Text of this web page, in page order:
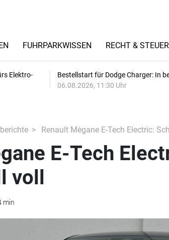
FUHRPARKWISSEN RECHT &
Elektro-
Bestellstart für Dodge Charger: In
06.08.2026, 11:30 Uhr
Renault Mègane E-Tech Electric:
E-Tech
voll
min